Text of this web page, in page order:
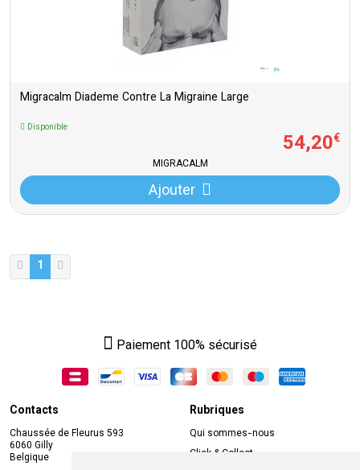
Migracalm Diademe Contre La Migraine Large
Disponible
54,20€
MIGRACALM
Ajouter
1
Paiement 100% sécurisé
Contacts
Chaussée de Fleurus 593
6060 Gilly
Belgique
Rubriques
Qui sommes-nous
Click & Collect